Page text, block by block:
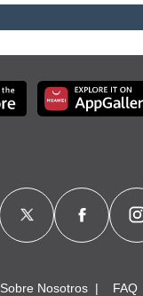
Sobre Nosotros FAQ